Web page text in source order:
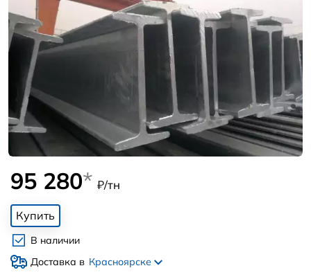
95 280* ₽/тн
Купить
В наличии
Доставка в Красноярске